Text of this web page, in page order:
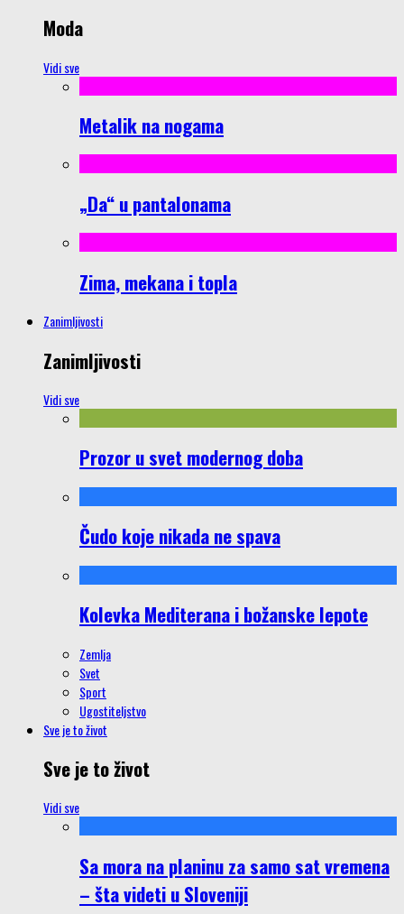
Moda
Vidi sve
Metalik na nogama
„Da“ u pantalonama
Zima, mekana i topla
Zanimljivosti
Zanimljivosti
Vidi sve
Prozor u svet modernog doba
Čudo koje nikada ne spava
Kolevka Mediterana i božanske lepote
Zemlja
Svet
Sport
Ugostiteljstvo
Sve je to život
Sve je to život
Vidi sve
Sa mora na planinu za samo sat vremena
– šta videti u Sloveniji